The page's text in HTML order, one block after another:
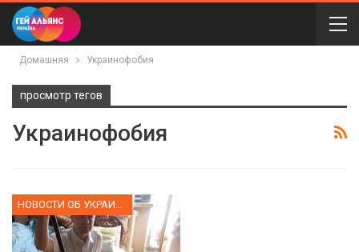
Домашняя Украинофобия
просмотр тегов
Украинофобия